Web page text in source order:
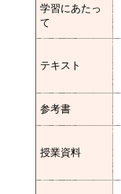
学習にあたっ
て
テキスト
参考書
授業資料